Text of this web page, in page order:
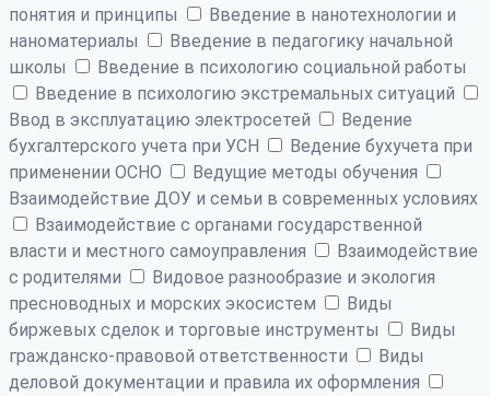
понятия и принципы
Введение в нанотехнологии и
наноматериалы
Введение в педагогику начальной
школы
Введение в психологию социальной работы
Введение в психологию экстремальных ситуаций
Ввод в эксплуатацию электросетей
Ведение
бухгалтерского учета при УСН
Ведение бухучета при
применении ОСНО
Ведущие методы обучения
Взаимодействие ДОУ и семьи в современных условиях
Взаимодействие с органами государственной
власти и местного самоуправления
Взаимодействие
с родителями
Видовое разнообразие и экология
пресноводных и морских экосистем
Виды
биржевых сделок и торговые инструменты
Виды
гражданско-правовой ответственности
Виды
деловой документации и правила их оформления